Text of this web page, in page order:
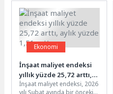
Ekonomi
İnşaat maliyet endeksi
yıllık yüzde 25,72 arttı,
aylık yüzde 1,51 arttı
İnşaat maliyet endeksi, 2026